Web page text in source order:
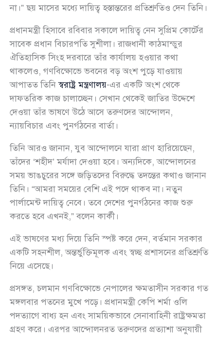
না।” ছয় মাসের মধ্যে দায়িত্ব হস্তান্তরের প্রতিশ্রুতিও দেন তিনি।
প্রধানমন্ত্রী হিসাবে রবিবার সকালে দায়িত্ব নেন সুপ্রিম কোর্টের
সাবেক প্রধান বিচারপতি সুশীলা। রাজধানী কাঠমান্ডুর
ঐতিহাসিক সিংহ দরবারে তাঁর কার্যালয় হওয়ার কথা
থাকলেও, গণবিক্ষোভে ভবনের বড় অংশ পুড়ে যাওয়ায়
আপাতত তিনিস্বরাষ্ট্র মন্ত্রণালয়-এর একটি অংশ থেকে
দাফতরিক কাজ চালাচ্ছেন। সেখান থেকেই জাতির উদ্দেশে
দেওয়া তাঁর ভাষণে উঠে আসে তরুণদের আন্দোলন,
ন্যায়বিচার এবং পুনর্গঠনের বার্তা।
তিনি আরও জানান, যুব আন্দোলনে যারা প্রাণ হারিয়েছেন,
তাঁদের ‘শহীদ’ মর্যাদা দেওয়া হবে। অন্যদিকে, আন্দোলনের
সময় ভাঙচুরের সঙ্গে জড়িতদের বিরুদ্ধে তদন্তের কথাও জানান
তিনি। “আমরা সময়ের বেশি এই পদে থাকব না। নতুন
পার্লামেন্ট দায়িত্ব নেবে। তবে দেশের পুনর্গঠনের কাজ শুরু
করতে হবে এখনই,” বলেন কার্কী।
এই ভাষণের মধ্য দিয়ে তিনি স্পষ্ট করে দেন, বর্তমান সরকার
একটি সহনশীল, অন্তর্ভুক্তিমূলক এবং স্বচ্ছ প্রশাসনের প্রতিশ্রুতি
নিয়ে এসেছে।
প্রসঙ্গত, চলমান গণবিক্ষোভে নেপালের ক্ষমতাসীন সরকার গত
মঙ্গলবার পতনের মুখে পড়ে। প্রধানমন্ত্রী কেপি শর্মা ওলি
পদত্যাগে বাধ্য হন এবং সাময়িকভাবে সেনাবাহিনী রাষ্ট্রক্ষমতা
গ্রহণ করে। এরপর আন্দোলনরত তরুণদের প্রত্যাশা অনুযায়ী